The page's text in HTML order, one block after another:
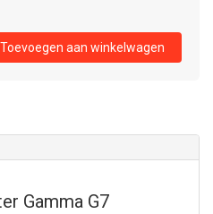
Toevoegen aan winkelwagen
Gamma G7